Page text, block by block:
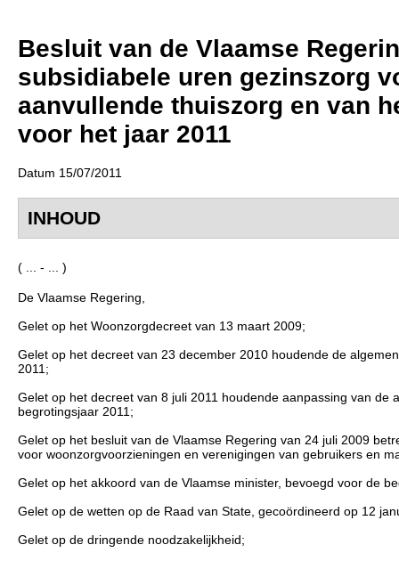
Besluit van de Vlaamse
subsidiabele uren gezinszorg
aanvullende thuiszorg en van
voor het jaar 2011
Datum 15/07/2011
INHOUD
( ... - ... )
De Vlaamse Regering,
Gelet op het Woonzorgdecreet van 13 maart 2009;
Gelet op het decreet van 23 december 2010 houdende de
2011;
Gelet op het decreet van 8 juli 2011 houdende aanpassing van
begrotingsjaar 2011;
Gelet op het besluit van de Vlaamse Regering van 24 juli 2009
voor woonzorgvoorzieningen en verenigingen van gebruikers en
Gelet op het akkoord van de Vlaamse minister, bevoegd voor de
Gelet op de wetten op de Raad van State, gecoördineerd op 12
Gelet op de dringende noodzakelijkheid;